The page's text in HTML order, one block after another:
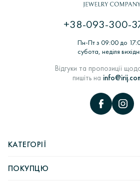
+38-093-300-
Пн-Пт з 09:00 до
субота, неділя
Відгуки та пропозиції
пишіть на
КАТЕГОРІЇ
ПОКУПЦЮ